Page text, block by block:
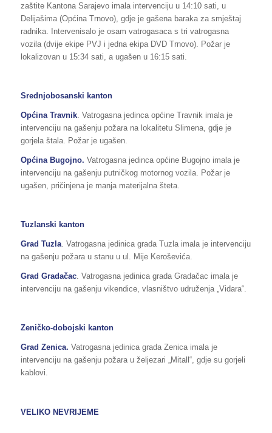
zaštite Kantona Sarajevo imala intervenciju u 14:10 sati, u
Delijašima (Općina Trnovo), gdje je gašena baraka za smještaj
radnika. Intervenisalo je osam vatrogasaca s tri vatrogasna
vozila (dvije ekipe PVJ i jedna ekipa DVD Trnovo). Požar je
lokalizovan u 15:34 sati, a ugašen u 16:15 sati.
Srednjobosanski kanton
Općina Travnik. Vatrogasna jedinca općine Travnik imala je
intervenciju na gašenju požara na lokalitetu Slimena, gdje je
gorjela štala. Požar je ugašen.
Općina Bugojno. Vatrogasna jedinca općine Bugojno imala je
intervenciju na gašenju putničkog motornog vozila. Požar je
ugašen, pričinjena je manja materijalna šteta.
Tuzlanski kanton
Grad Tuzla. Vatrogasna jedinica grada Tuzla imala je intervenciju
na gašenju požara u stanu u ul. Mije Keroševića.
Grad Gradačac. Vatrogasna jedinica grada Gradačac imala je
intervenciju na gašenju vikendice, vlasništvo udruženja „Vidara“.
Zeničko-dobojski kanton
Grad Zenica. Vatrogasna jedinica grada Zenica imala je
intervenciju na gašenju požara u željezari „Mitall“, gdje su gorjeli
kablovi.
VELIKO NEVRIJEME